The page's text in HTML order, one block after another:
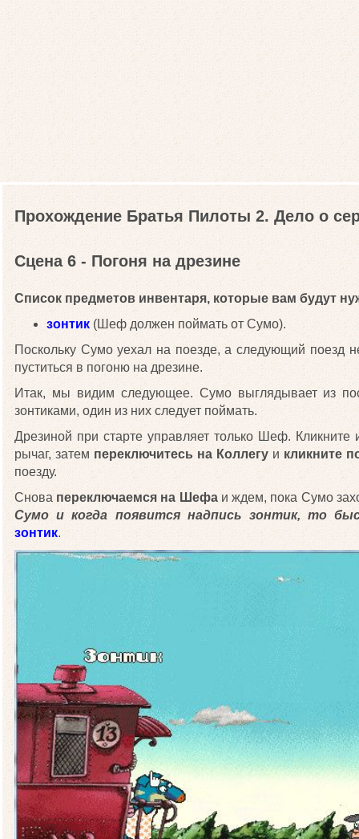
Прохождение Братья Пилоты 2. Дело о
Сцена 6 - Погоня на дрезине
Список предметов инвентаря, которые вам будут
зонтик (Шеф должен поймать от Сумо).
Поскольку Сумо уехал на поезде, а следующий поезд
пуститься в погоню на дрезине.
Итак, мы видим следующее. Сумо выглядывает из
зонтиками, один из них следует поймать.
Дрезиной при старте управляет только Шеф. Кликните
рычаг, затем переключитесь на Коллегу и кликните
поезду.
Сновапереключаемся на Шефаи ждем, пока Сумо
Сумо и когда появится надпись зонтик, то
зонтик.